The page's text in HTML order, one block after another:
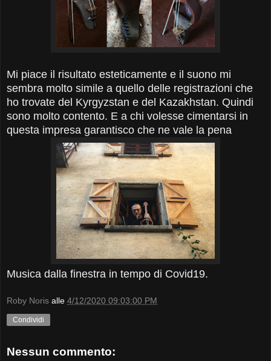
Mi piace il risultato esteticamente e il suono mi
sembra molto simile a quello delle registrazioni che
ho trovate del Kyrgyzstan e del Kazakhstan. Quindi
sono molto contento. E a chi volesse cimentarsi in
questa impresa garantisco che ne vale la pena
Musica dalla finestra in tempo di Covid19.
Roby Noris alle 4/12/2020 09:03:00 PM
Condividi
Nessun commento: